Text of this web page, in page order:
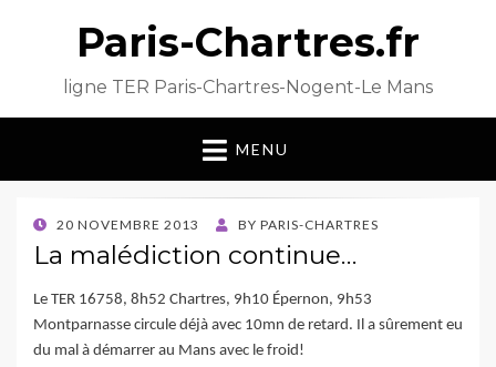
Paris-Chartres.fr
ligne TER Paris-Chartres-Nogent-Le Mans
MENU
POSTED
ON
20 NOVEMBRE 2013 BY PARIS-CHARTRES
La malédiction continue…
Le TER 16758, 8h52 Chartres, 9h10 Épernon, 9h53
Montparnasse circule déjà avec 10mn de retard. Il a sûrement eu
du mal à démarrer au Mans avec le froid!